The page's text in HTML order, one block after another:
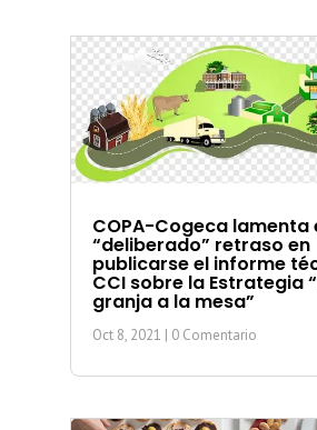
COPA-Cogeca lamenta
“deliberado” retraso en
publicarse el informe
CCI sobre la Estrategia
granja a la mesa”
Oct 8, 2021 | 0 Comentario